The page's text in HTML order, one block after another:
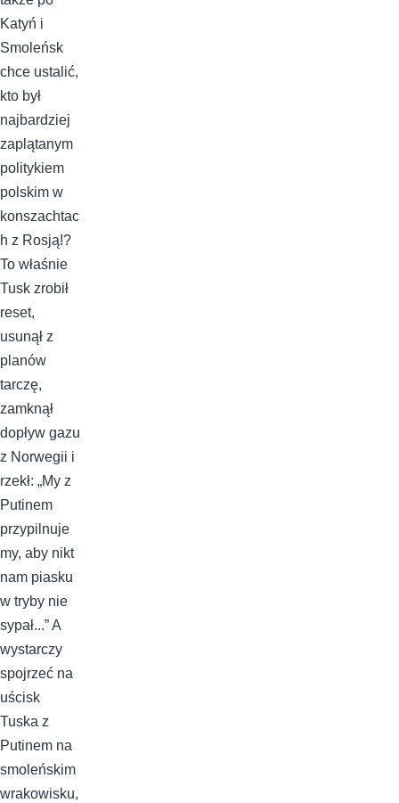
Katyń i
Smoleńsk
chce ustalić,
kto był
najbardziej
zaplątanym
politykiem
polskim w
konszachtac
h z Rosją!?
To właśnie
Tusk zrobił
reset,
usunął z
planów
tarczę,
zamknął
dopływ gazu
z Norwegii i
rzekł: „My z
Putinem
przypilnuje
my, aby nikt
nam piasku
w tryby nie
sypał...” A
wystarczy
spojrzeć na
uścisk
Tuska z
Putinem na
smoleńskim
wrakowisku,